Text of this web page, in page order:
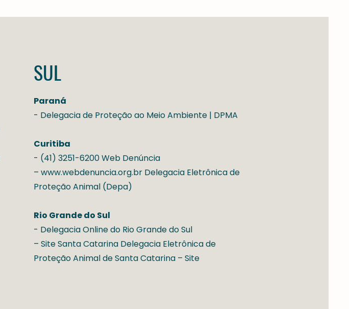
SUL
Paraná
- Delegacia de Proteção ao Meio Ambiente | DPMA
Curitiba
- (41) 3251-6200 Web Denúncia
– www.webdenuncia.org.br Delegacia Eletrônica de
Proteção Animal (Depa)
Rio Grande do Sul
- Delegacia Online do Rio Grande do Sul
– Site Santa Catarina Delegacia Eletrônica de
Proteção Animal de Santa Catarina – Site